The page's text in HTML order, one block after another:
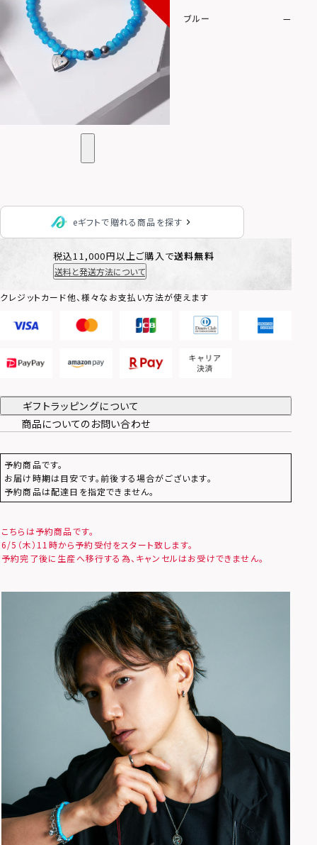
ブルー —
eギフトで贈れる商品を探す
税込11,000円以上ご購入で送料無料
送料と発送方法について
クレジットカード他、様々なお支払い方法が使えます
ギフトラッピングについて
商品についてのお問い合わせ
予約商品です。
お届け時期は目安です。前後する場合がございます。
予約商品は配達日を指定できません。
こちらは予約商品です。
6/5（木）11時から予約受付をスタート致します。
予約完了後に生産へ移行する為、キャンセルはお受けできません。